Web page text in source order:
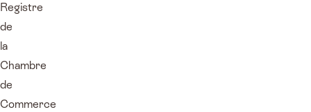
Registre
de
la
Chambre
de
Commerce